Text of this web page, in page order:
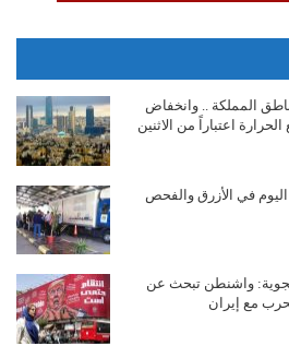
المملكة .. وانخفاض
اعتباراً من الاثنين
في الأزرق والفحص
واشنطن تبحث عن